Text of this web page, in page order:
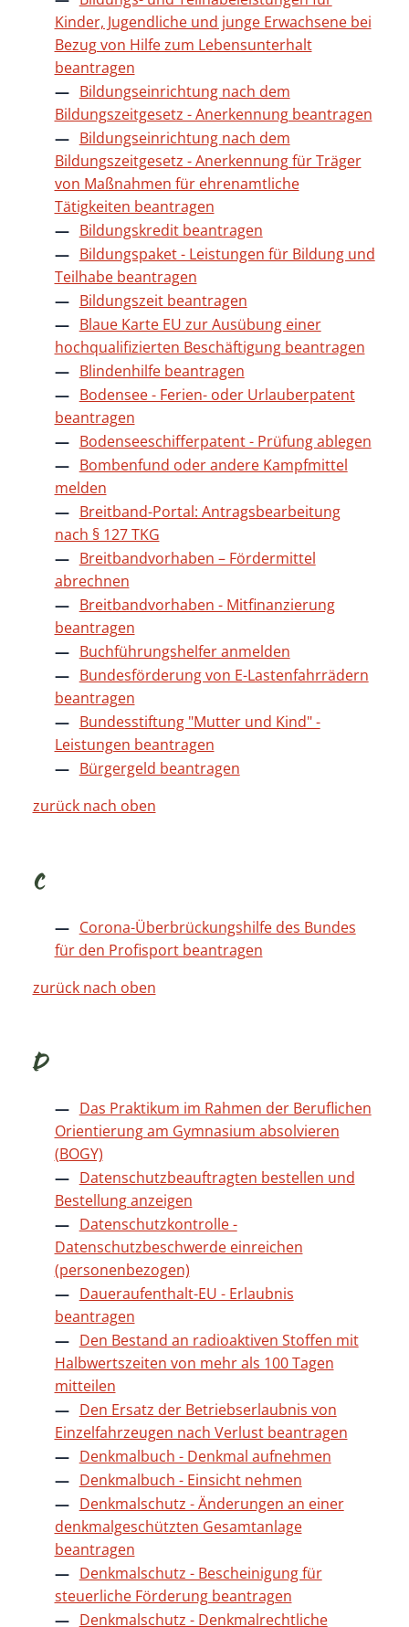
Kinder, Jugendliche und junge Erwachsene bei
Bezug von Hilfe zum Lebensunterhalt
beantragen
Bildungseinrichtung nach dem
Bildungszeitgesetz - Anerkennung beantragen
Bildungseinrichtung nach dem
Bildungszeitgesetz - Anerkennung für Träger
von Maßnahmen für ehrenamtliche
Tätigkeiten beantragen
Bildungskredit beantragen
Bildungspaket - Leistungen für Bildung und
Teilhabe beantragen
Bildungszeit beantragen
Blaue Karte EU zur Ausübung einer
hochqualifizierten Beschäftigung beantragen
Blindenhilfe beantragen
Bodensee - Ferien- oder Urlauberpatent
beantragen
Bodenseeschifferpatent - Prüfung ablegen
Bombenfund oder andere Kampfmittel
melden
Breitband-Portal: Antragsbearbeitung
nach § 127 TKG
Breitbandvorhaben – Fördermittel
abrechnen
Breitbandvorhaben - Mitfinanzierung
beantragen
Buchführungshelfer anmelden
Bundesförderung von E-Lastenfahrrädern
beantragen
Bundesstiftung "Mutter und Kind" -
Leistungen beantragen
Bürgergeld beantragen
zurück nach oben
C
Corona-Überbrückungshilfe des Bundes
für den Profisport beantragen
zurück nach oben
D
Das Praktikum im Rahmen der Beruflichen
Orientierung am Gymnasium absolvieren
(BOGY)
Datenschutzbeauftragten bestellen und
Bestellung anzeigen
Datenschutzkontrolle -
Datenschutzbeschwerde einreichen
(personenbezogen)
Daueraufenthalt-EU - Erlaubnis
beantragen
Den Bestand an radioaktiven Stoffen mit
Halbwertszeiten von mehr als 100 Tagen
mitteilen
Den Ersatz der Betriebserlaubnis von
Einzelfahrzeugen nach Verlust beantragen
Denkmalbuch - Denkmal aufnehmen
Denkmalbuch - Einsicht nehmen
Denkmalschutz - Änderungen an einer
denkmalgeschützten Gesamtanlage
beantragen
Denkmalschutz - Bescheinigung für
steuerliche Förderung beantragen
Denkmalschutz - Denkmalrechtliche